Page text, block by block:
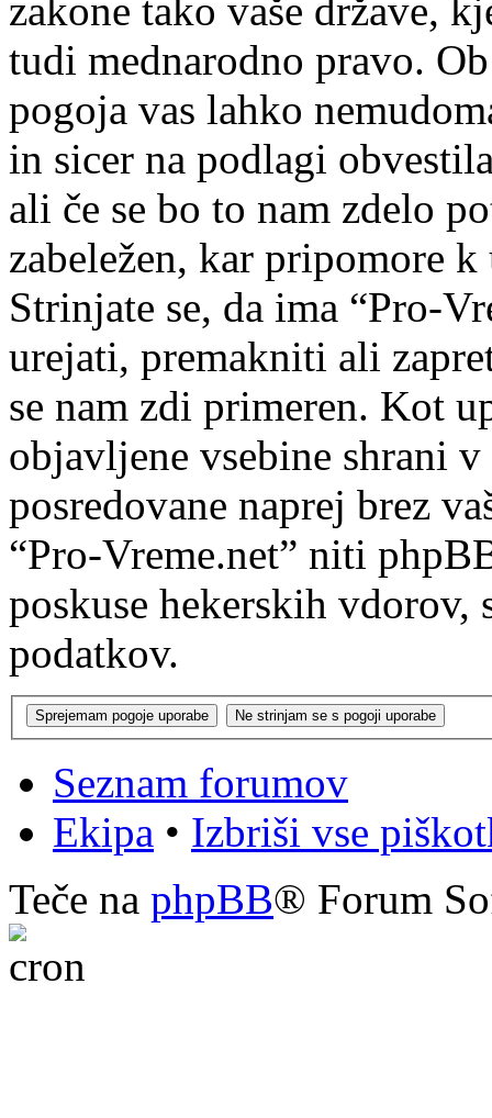
zakone tako vaše države,
tudi mednarodno pravo.
pogoja vas lahko
in sicer na podlagi
ali če se bo to nam zdelo
zabeležen, kar pripomore
Strinjate se, da ima “Pro-
urejati, premakniti ali
se nam zdi primeren. Kot
objavljene vsebine shrani
posredovane naprej brez
“Pro-Vreme.net” niti
poskuse hekerskih
podatkov.
Seznam forumov
Ekipa • Izbriši vse
Teče na phpBB® Forum